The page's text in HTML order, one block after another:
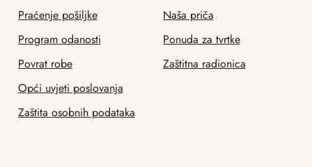
Praćenje pošiljke
Program odanosti
Povrat robe
Opći uvjeti poslovanja
Zaštita osobnih podataka
Naša priča
Ponuda za tvrtke
Zaštitna radionica